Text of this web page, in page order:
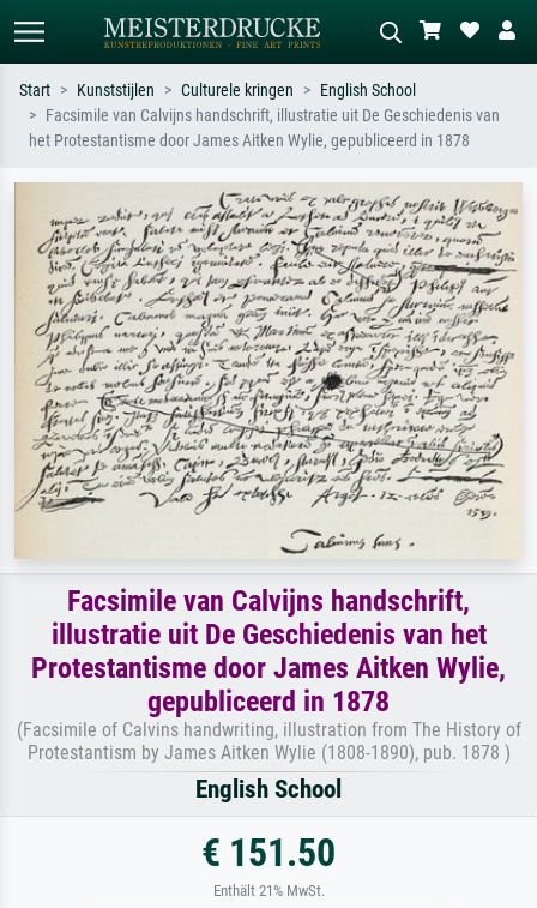
Standaard zoeken AI-beeldzoeker
Monet, Sterrennacht, impressionisme,
Hokusai-golf, naakt.
weide, abstract met veel rood, donker
olieverfschilderij, staand naakt naast
een boom.
Start Kunststijlen Culturele kringen
English School
Facsimile van Calvijns handschrift, illustratie uit De Geschiedenis van
het Protestantisme door James Aitken Wylie, gepubliceerd in 1878
Facsimile van Calvijns handschrift,
illustratie uit De Geschiedenis van het
Protestantisme door James Aitken Wylie,
gepubliceerd in 1878
(Facsimile of Calvins handwriting, illustration from The History of
Protestantism by James Aitken Wylie (1808-1890), pub. 1878 )
English School
€ 151.50
Enthält 21% MwSt.